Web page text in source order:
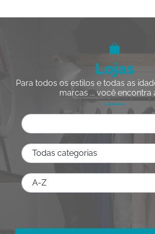
Lojas
Para todos os estilos e todas as
marcas ... você encontra